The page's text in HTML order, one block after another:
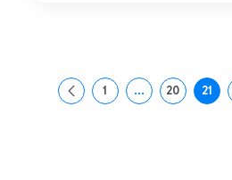
Pagina
1 ...PaginePagina
20 21